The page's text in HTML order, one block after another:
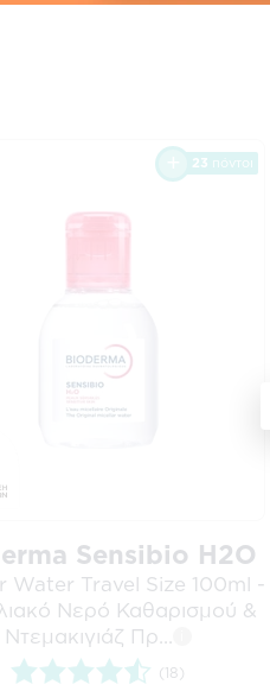
23 πόντοι
Sensibio H2O
Water Travel Size 100ml -
Νερό Καθαρισμού &
Ντεμακιγιάζ Πρ
(18)